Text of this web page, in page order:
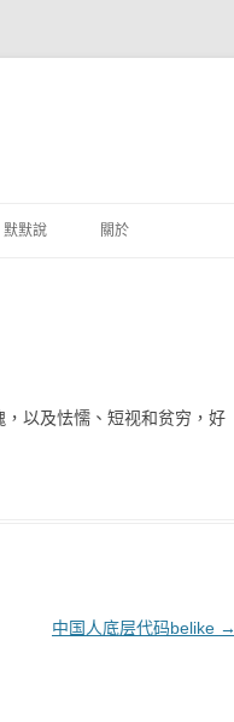
默默說 關於
以及怯懦、短视和贫穷，好
中国人底层代码belike →